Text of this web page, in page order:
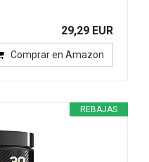
29,29 EUR
Comprar en Amazon
REBAJAS